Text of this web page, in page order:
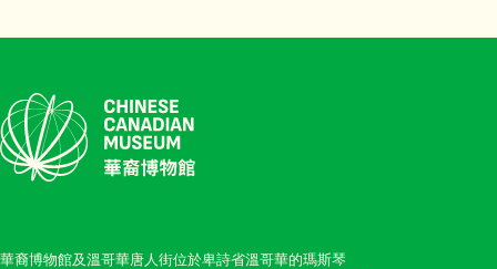
華裔博物館及溫哥華唐人街位於卑詩省溫哥華的瑪斯琴